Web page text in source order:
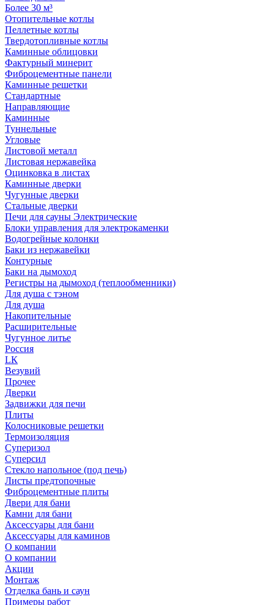
Более 30 м³
Отопительные котлы
Пеллетные котлы
Твердотопливные котлы
Каминные облицовки
Фактурный минерит
Фиброцементные панели
Каминные решетки
Стандартные
Направляющие
Каминные
Туннельные
Угловые
Листовой металл
Листовая нержавейка
Оцинковка в листах
Каминные дверки
Чугунные дверки
Стальные дверки
Печи для сауны Электрические
Блоки управления для электрокаменки
Водогрейные колонки
Баки из нержавейки
Контурные
Баки на дымоход
Регистры на дымоход (теплообменники)
Для душа с тэном
Для душа
Накопительные
Расширительные
Чугунное литье
Россия
LК
Везувий
Прочее
Дверки
Задвижки для печи
Плиты
Колосниковые решетки
Термоизоляция
Суперизол
Суперсил
Стекло напольное (под печь)
Листы предтопочные
Фиброцементные плиты
Двери для бани
Камни для бани
Аксессуары для бани
Аксессуары для каминов
О компании
О компании
Акции
Монтаж
Отделка бань и саун
Примеры работ